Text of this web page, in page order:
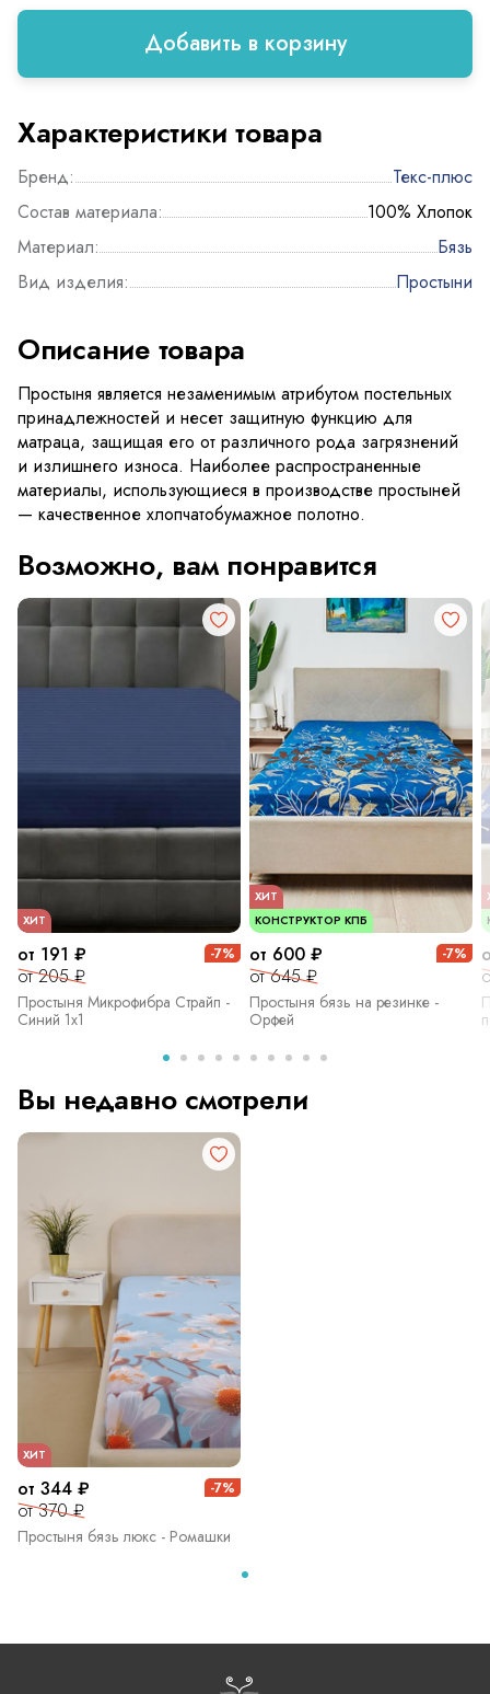
Добавить в корзину
Характеристики товара
Бренд:
Текс-плюс
Состав материала:
100% Хлопок
Материал:
Бязь
Вид изделия:
Простыни
Описание товара
Простыня является незаменимым атрибутом постельных
принадлежностей и несет защитную функцию для
матраца, защищая его от различного рода загрязнений
и излишнего износа. Наиболее распространенные
материалы, использующиеся в производстве простыней
— качественное хлопчатобумажное полотно.
Возможно, вам понравится
ХИТ
от 191 ₽
от 205 ₽
-7%
Простыня Микрофибра Страйп -
Синий 1х1
КОНСТРУКТОР КПБ
ХИТ
от 600 ₽
от 645 ₽
-7%
Простыня бязь на резинке -
Орфей
Вы недавно смотрели
ХИТ
от 344 ₽
от 370 ₽
-7%
Простыня бязь люкс - Ромашки